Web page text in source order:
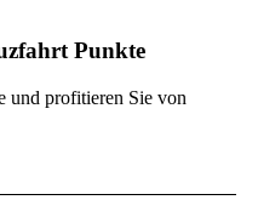
Punkte
und profitieren Sie von